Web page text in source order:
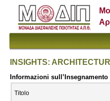
INSIGHTS:
Informazioni sull’Insegnamento
Titolo